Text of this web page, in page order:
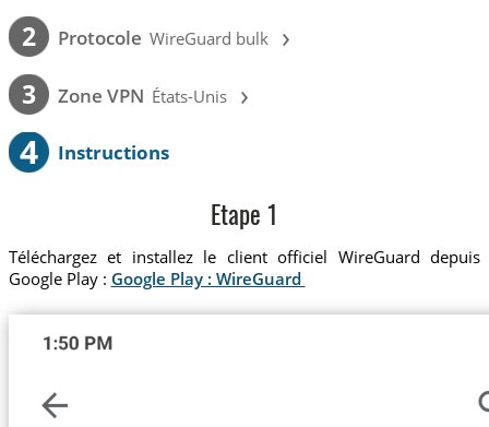
2 Protocole WireGuard bulk ›
3 Zone VPN États-Unis ›
4 Instructions
Etape 1
Téléchargez et installez le client officiel WireGuard depuis
Google Play : Google Play : WireGuard